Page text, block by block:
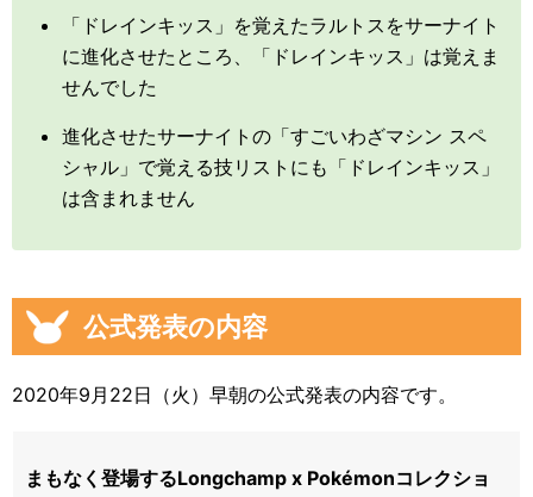
「ドレインキッス」を覚えたラルトスをサーナイト
に進化させたところ、「ドレインキッス」は覚えま
せんでした
進化させたサーナイトの「すごいわざマシン スペ
シャル」で覚える技リストにも「ドレインキッス」
は含まれません
公式発表の内容
2020年9月22日（火）早朝の公式発表の内容です。
まもなく登場するLongchamp x Pokémonコレクショ